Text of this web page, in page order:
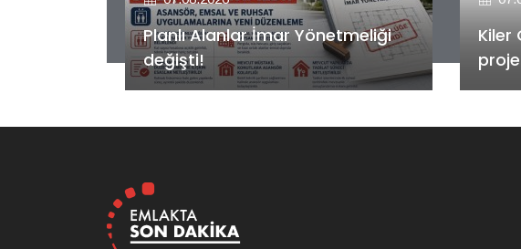
Kiler GYO’dan Pendik Dolayoba
projesiyle ilgili önemli adım!
Alya